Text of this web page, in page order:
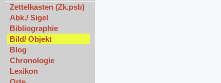
Zettelkasten (Zk.psb)
Abk./ Sigel
Bibliographie
Bild/ Objekt
Blog
Chronologie
Lexikon